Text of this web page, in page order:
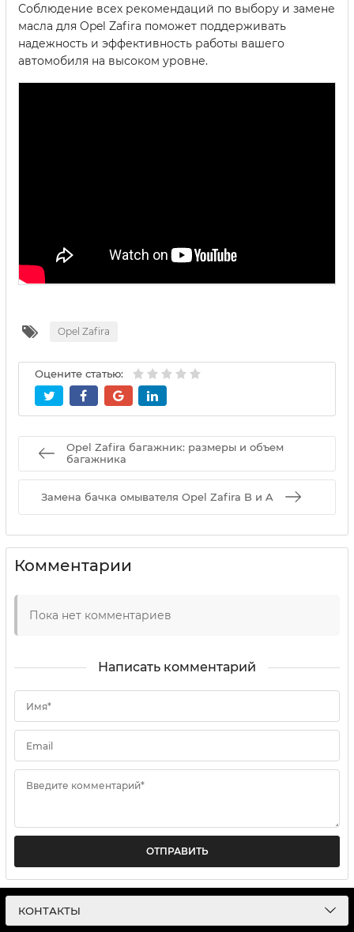
Соблюдение всех рекомендаций по выбору и замене
масла для Opel Zafira поможет поддерживать
надежность и эффективность работы вашего
автомобиля на высоком уровне.
Opel Zafira
Оцените статью:
Opel Zafira багажник: размеры и объем
багажника
Замена бачка омывателя Opel Zafira B и A
Комментарии
Пока нет комментариев
Написать комментарий
Имя*
Email
Введите комментарий*
ОТПРАВИТЬ
КОНТАКТЫ